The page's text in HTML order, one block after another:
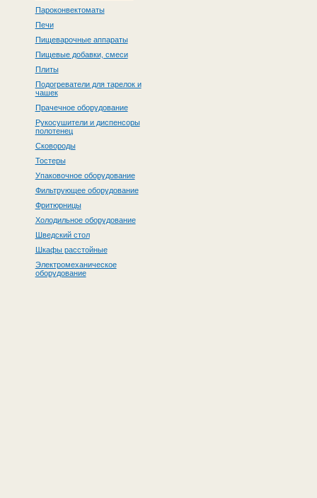
Пароконвектоматы
Печи
Пищеварочные аппараты
Пищевые добавки, смеси
Плиты
Подогреватели для тарелок и
чашек
Прачечное оборудование
Рукосушители и диспенсоры
полотенец
Сковороды
Тостеры
Упаковочное оборудование
Фильтрующее оборудование
Фритюрницы
Холодильное оборудование
Шведский стол
Шкафы расстойные
Электромеханическое
оборудование